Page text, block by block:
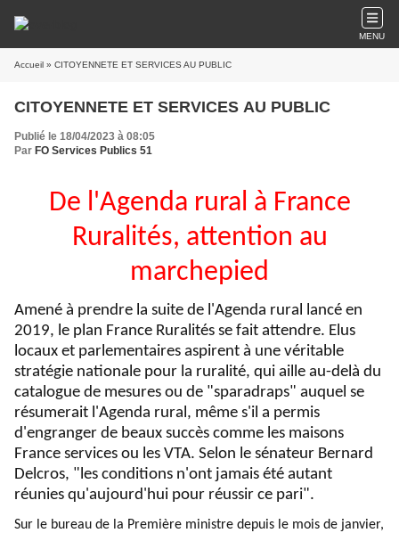
MENU
Accueil » CITOYENNETE ET SERVICES AU PUBLIC
CITOYENNETE ET SERVICES AU PUBLIC
Publié le 18/04/2023 à 08:05
Par FO Services Publics 51
De l'Agenda rural à France
Ruralités, attention au
marchepied
Amené à prendre la suite de l'Agenda rural lancé en
2019, le plan France Ruralités se fait attendre. Elus
locaux et parlementaires aspirent à une véritable
stratégie nationale pour la ruralité, qui aille au-delà du
catalogue de mesures ou de "sparadraps" auquel se
résumerait l'Agenda rural, même s'il a permis
d'engranger de beaux succès comme les maisons
France services ou les VTA. Selon le sénateur Bernard
Delcros, "les conditions n'ont jamais été autant
réunies qu'aujourd'hui pour réussir ce pari".
Sur le bureau de la Première ministre depuis le mois de janvier,